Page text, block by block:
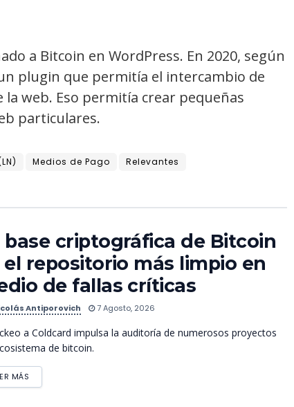
a Bitcoin en WordPress. En 2020, según
plugin que permitía el intercambio de
web. Eso permitía crear pequeñas
particulares.
Medios de Pago Relevantes
base criptográfica de Bitcoin
el repositorio más limpio en
de fallas críticas
Antiporovich 7 Agosto, 2026
a Coldcard impulsa la auditoría de numerosos proyectos
de bitcoin.
MÁS